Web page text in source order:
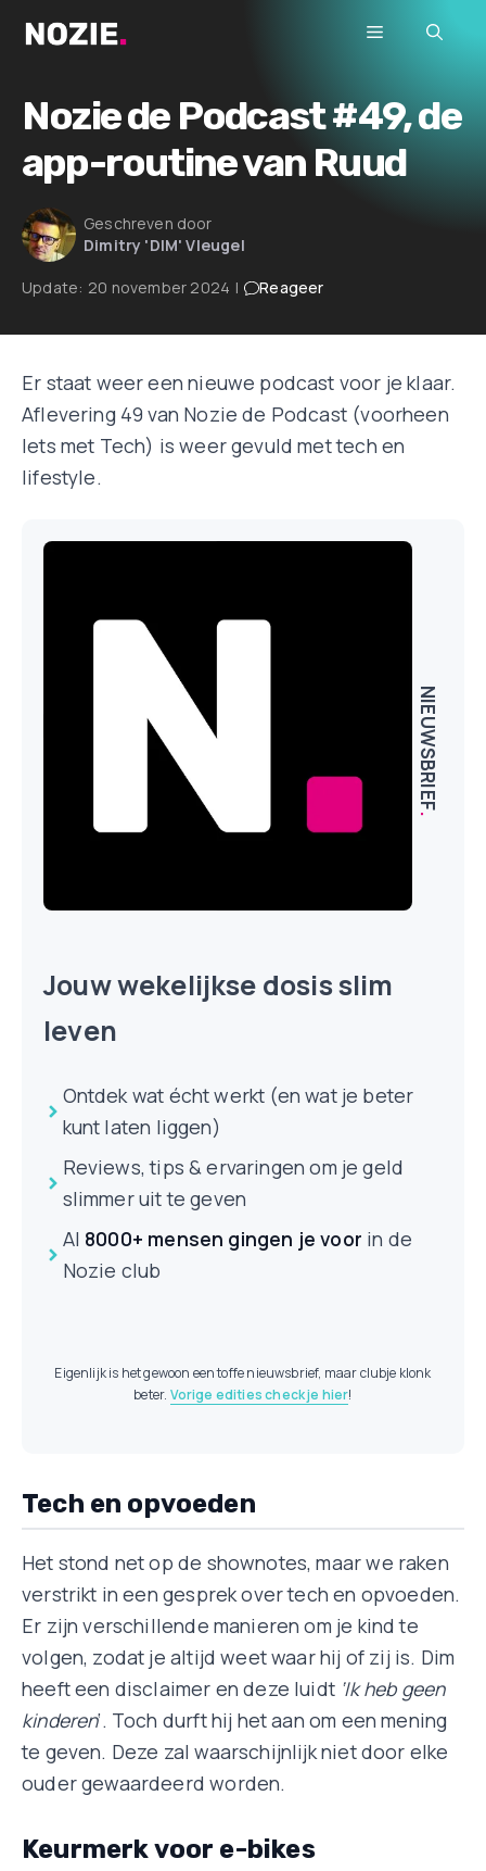
naar
inhoud
Menu
Nozie de Podcast #49, de
app-routine van Ruud
Geschreven door
Dimitry 'DIM' Vleugel
Update: 20 november 2024 | Reageer
Er staat weer een nieuwe podcast voor je klaar.
Aflevering 49 van Nozie de Podcast (voorheen
Iets met Tech) is weer gevuld met tech en
lifestyle.
NIEUWSBRIEF
.
Jouw wekelijkse dosis slim
leven
Ontdek wat écht werkt (en wat je beter
kunt laten liggen)
Reviews, tips & ervaringen om je geld
slimmer uit te geven
Al 8000+ mensen gingen je voor in de
Nozie club
Eigenlijk is het gewoon een toffe nieuwsbrief, maar clubje klonk
beter. Vorige edities check je hier!
Tech en opvoeden
Het stond net op de shownotes, maar we raken
verstrikt in een gesprek over tech en opvoeden.
Er zijn verschillende manieren om je kind te
volgen, zodat je altijd weet waar hij of zij is. Dim
heeft een disclaimer en deze luidt ‘Ik heb geen
kinderen‘. Toch durft hij het aan om een mening
te geven. Deze zal waarschijnlijk niet door elke
ouder gewaardeerd worden.
Keurmerk voor e-bikes